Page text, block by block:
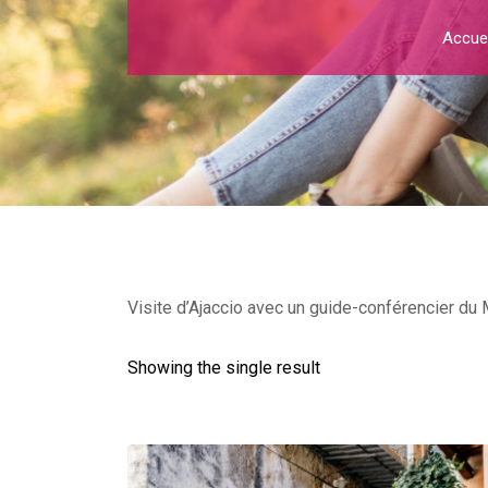
Visite d’Ajaccio avec un guide-conférencier
Showing the single result